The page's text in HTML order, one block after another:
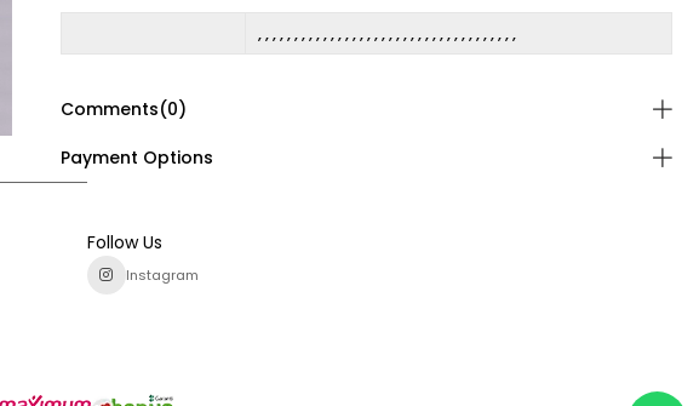
Comments(0)
Payment Options
Follow Us
Instagram